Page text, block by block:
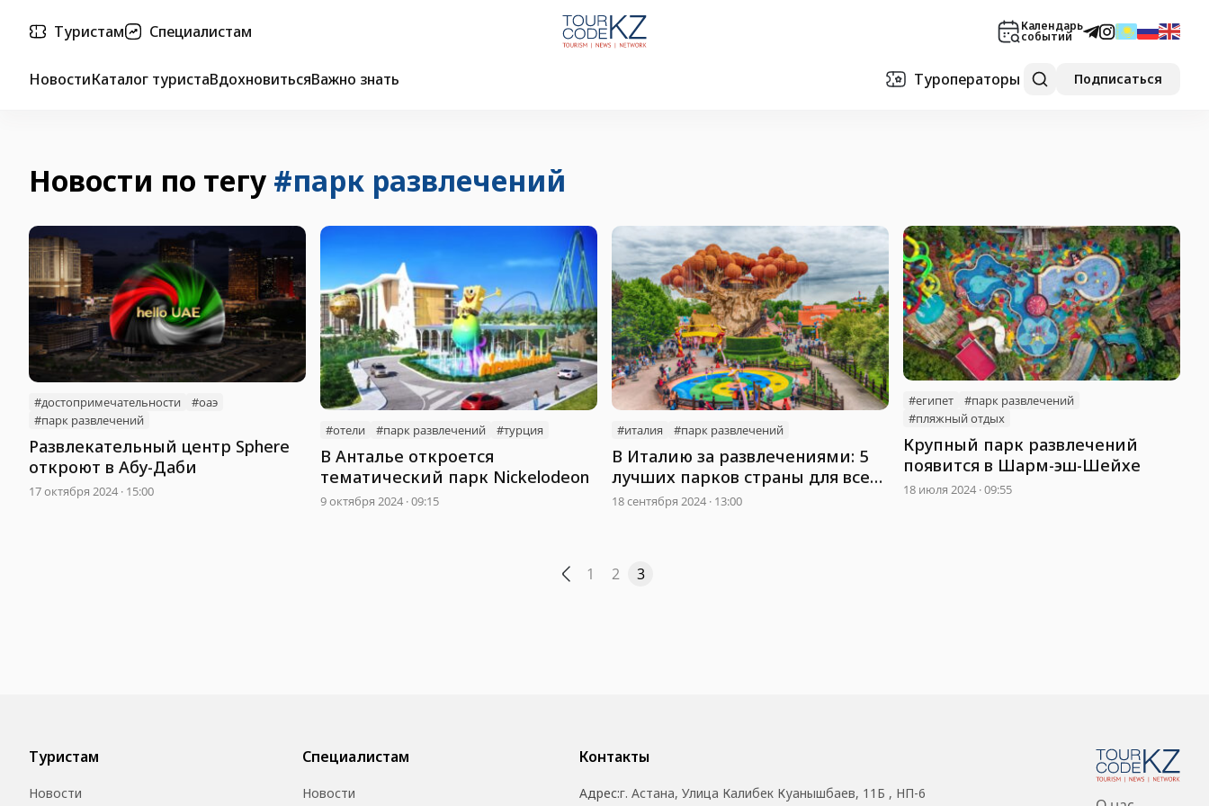
Туристам Специалистам Календарь
событий
НовостиКаталог туристаВдохновитьсяВажно знать Туроператоры Подписаться
Новости по тегу #парк развлечений
#достопримечательности
#оаэ
#парк развлечений
Развлекательный центр Sphere
откроют в Абу-Даби
17 октября 2024 · 15:00
#отели #парк развлечений #турция
В Анталье откроется
тематический парк Nickelodeon
9 октября 2024 · 09:15
#италия #парк развлечений
В Италию за развлечениями: 5
лучших парков страны для всей
семьи
18 сентября 2024 · 13:00
#египет
#парк развлечений
#пляжный отдых
Крупный парк развлечений
появится в Шарм-эш-Шейхе
18 июля 2024 · 09:55
1 2 3
Туристам
Новости
Специалистам
Новости
Контакты
Адрес:г. Астана, Улица Калибек Куанышбаев, 11Б , НП-6